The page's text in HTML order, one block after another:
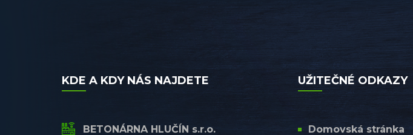
KDE A KDY NÁS NAJDETE
BETONÁRNA HLUČÍN s.r.o.
UŽITEČNÉ ODKAZY
Domovská stránka